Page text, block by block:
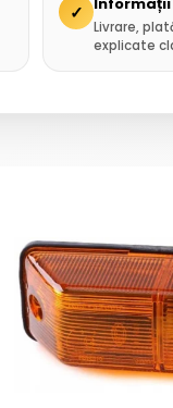
✓
Livrare,
explicate